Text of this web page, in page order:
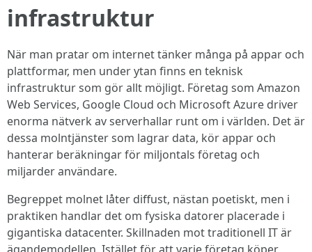
infrastruktur
När man pratar om internet tänker många på appar och
plattformar, men under ytan finns en teknisk
infrastruktur som gör allt möjligt. Företag som Amazon
Web Services, Google Cloud och Microsoft Azure driver
enorma nätverk av serverhallar runt om i världen. Det är
dessa molntjänster som lagrar data, kör appar och
hanterar beräkningar för miljontals företag och
miljarder användare.
Begreppet molnet låter diffust, nästan poetiskt, men i
praktiken handlar det om fysiska datorer placerade i
gigantiska datacenter. Skillnaden mot traditionell IT är